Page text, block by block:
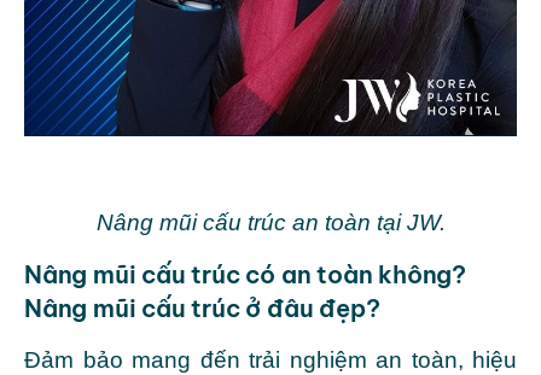
Nâng mũi cấu trúc an toàn tại JW.
Nâng mũi cấu trúc có an toàn không?
Nâng mũi cấu trúc ở đâu đẹp?
Đảm bảo mang đến trải nghiệm an toàn, hiệu